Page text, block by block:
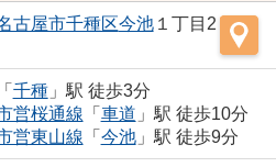
古屋市千種区今池１丁目2
「 千種」駅 徒歩3分
営桜通線 「 車道 」駅 徒歩10分
営東山線 「 今池」駅 徒歩9分